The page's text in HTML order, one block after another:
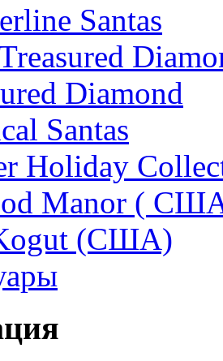
Santas
Diamond
Santas
Holiday
Manor (
(США)